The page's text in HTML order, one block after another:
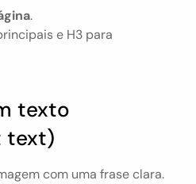
.
e H3 para
texto
text)
com uma frase clara.